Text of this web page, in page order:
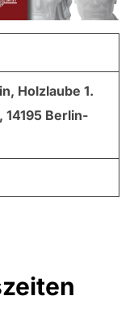
Holzlaube 1.
14195 Berlin-